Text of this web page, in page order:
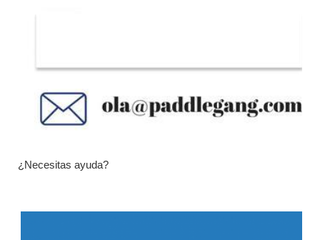
¿Necesitas ayuda?